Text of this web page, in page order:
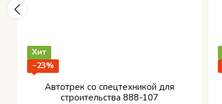
Хит
−23%
Автотрек со спецтехникой для
строительства 888-107